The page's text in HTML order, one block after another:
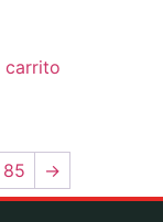
carrito
85 →